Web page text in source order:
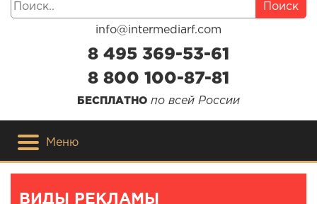
Поиск
info@intermediarf.com
8 495 369-53-61
8 800 100-87-81
БЕСПЛАТНО по всей России
Меню
ВИДЫ РЕКЛАМЫ